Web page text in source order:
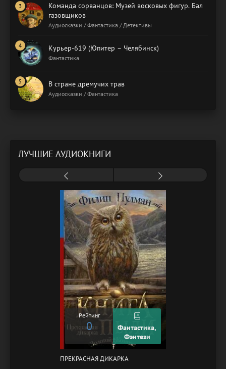
Команда сорванцов: Музей восковых фигур. Бал
газовщиков
Аудиосказки / Фантастика / Детективы
Курьер-619 (Юпитер – Челябинск)
Фантастика
В стране дремучих трав
Аудиосказки / Фантастика
ЛУЧШИЕ АУДИОКНИГИ
Рейтинг
0
Фантастика,
Фэнтези
ПРЕКРАСНАЯ ДИКАРКА